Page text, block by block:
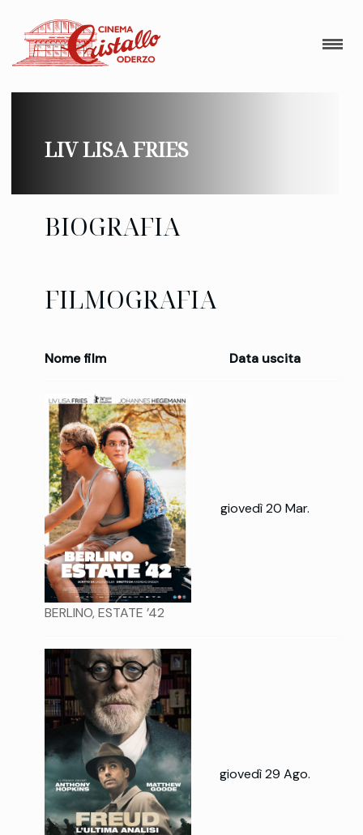
LIV LISA FRIES
BIOGRAFIA
FILMOGRAFIA
Nome film Data uscita
BERLINO, ESTATE ’42
giovedì 20 Mar.
giovedì 29 Ago.